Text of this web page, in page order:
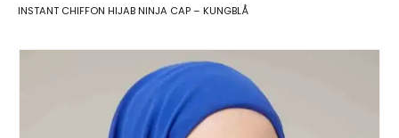
INSTANT CHIFFON HIJAB NINJA CAP – KUNGBLÅ